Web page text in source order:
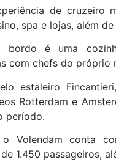
de cruzeiro
spa e lojas, além
bordo é uma
com chefs do próprio
estaleiro
Rotterdam e
período.
o Volendam conta
1.450 passageiros,